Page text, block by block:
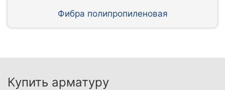
Фибра полипропиленовая
Купить арматуру